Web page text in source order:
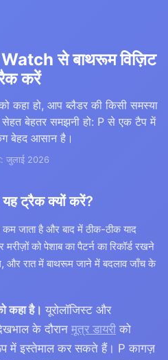
से बाथरूम विज़िट
करें
कहा हो, आप ब्लैडर की किसी समस्या
बेहतर समझनी हो: P से एक टैप में
बेहद आसान है।
जुलाई 2026
यह ट्रैक क्यों करें?
जाता है और बाद में ठीक-ठीक याद
को पेशाब का पैटर्न का रिकॉर्ड रखने
और रात में बाथरूम जाने में बदलाव जाँच के
कहा है। यूरोलॉजिस्ट और
के दौरान मूत्र डायरी को
में इस्तेमाल कर सकते हैं। P कागज़